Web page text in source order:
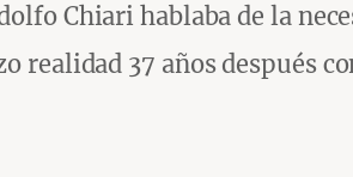
Chiari hablaba de la
realidad 37 años después